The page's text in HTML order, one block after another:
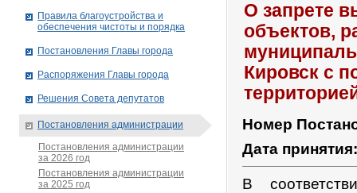
О запрете
объектов,
Кировск с
Номер
Дата
В
Правила благоустройства и
обеспечения чистоты и порядка
Постановления Главы города
Распоряжения Главы города
Решения Совета депутатов
Постановления администрации
Постановления администрации
за 2026 год
Постановления администрации
за 2025 год